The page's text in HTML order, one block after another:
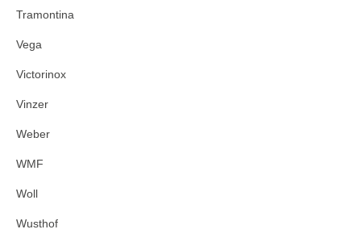
Tramontina
Vega
Victorinox
Vinzer
Weber
WMF
Woll
Wusthof